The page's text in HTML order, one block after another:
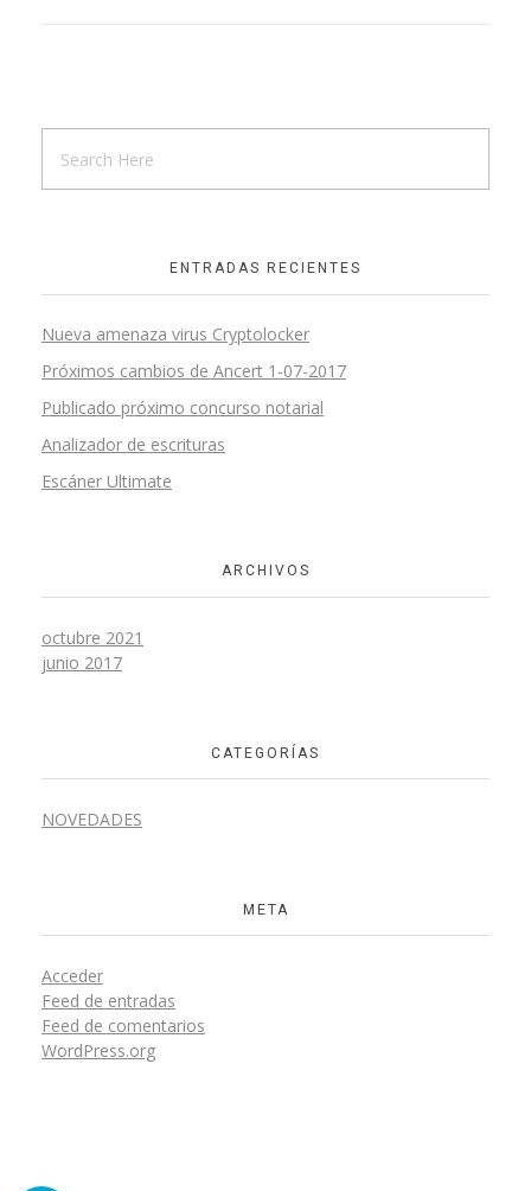
ENTRADAS RECIENTES
Nueva amenaza virus Cryptolocker
Próximos cambios de Ancert 1-07-2017
Publicado próximo concurso notarial
Analizador de escrituras
Escáner Ultimate
ARCHIVOS
octubre 2021
junio 2017
CATEGORÍAS
NOVEDADES
META
Acceder
Feed de entradas
Feed de comentarios
WordPress.org